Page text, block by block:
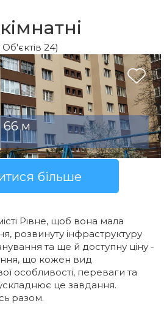
Об'єктів 24)
66 м
більше
Рівне, щоб вона мала
розвинуту інфраструктуру
та ще й доступну ціну -
що кожен вид
особливості, переваги та
це завдання.
разом.